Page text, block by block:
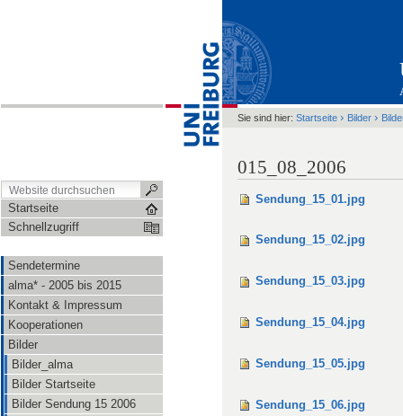
Startseite
Schnellzugriff
Sendetermine
alma* - 2005 bis 2015
Kontakt & Impressum
Kooperationen
Bilder
Bilder_alma
Bilder Startseite
Bilder Sendung 15 2006
Sie sind hier: Startseite › Bilder ›
015_08_2006
Sendung_15_01.jpg
Sendung_15_02.jpg
Sendung_15_03.jpg
Sendung_15_04.jpg
Sendung_15_05.jpg
Sendung_15_06.jpg